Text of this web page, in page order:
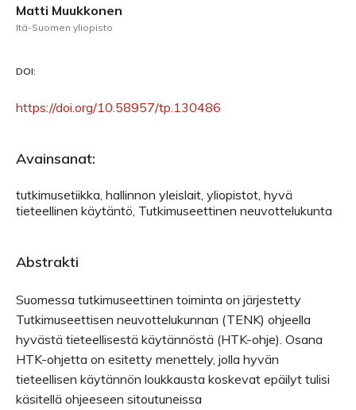
Matti Muukkonen
Itä-Suomen yliopisto
DOI:
https://doi.org/10.58957/tp.130486
Avainsanat:
tutkimusetiikka, hallinnon yleislait, yliopistot, hyvä
tieteellinen käytäntö, Tutkimuseettinen neuvottelukunta
Abstrakti
Suomessa tutkimuseettinen toiminta on järjestetty
Tutkimuseettisen neuvottelukunnan (TENK) ohjeella
hyvästä tieteellisestä käytännöstä (HTK-ohje). Osana
HTK-ohjetta on esitetty menettely, jolla hyvän
tieteellisen käytännön loukkausta koskevat epäilyt tulisi
käsitellä ohjeeseen sitoutuneissa